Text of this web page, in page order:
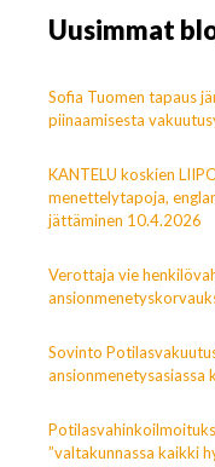
Uusimmat
Sofia Tuomen tapaus
piinaamisesta
KANTELU koskien
menettelytapoja,
jättäminen 10.4.2026
Verottaja vie
Sovinto
ansionmenetysasiassa
”valtakunnassa kaikki